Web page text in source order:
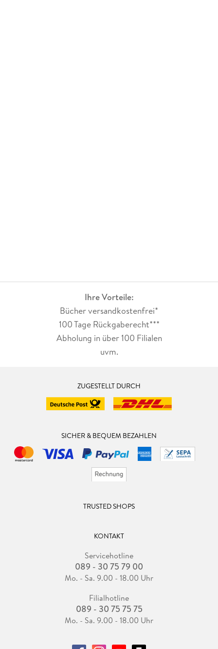
Ihre Vorteile:
Bücher versandkostenfrei*
100 Tage Rückgaberecht***
Abholung in über 100 Filialen
uvm.
ZUGESTELLT DURCH
SICHER & BEQUEM BEZAHLEN
TRUSTED SHOPS
KONTAKT
Servicehotline
089 - 30 75 79 00
Mo. - Sa. 9.00 - 18.00 Uhr
Filialhotline
089 - 30 75 75 75
Mo. - Sa. 9.00 - 18.00 Uhr